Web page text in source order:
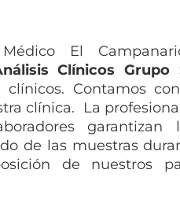
El
Clínicos Grupo
clínicos. Contamos
clínica. La
de las muestras
de nuestros